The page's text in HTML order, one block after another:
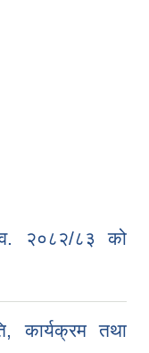
२०८२/८३ को
कार्यक्रम तथा